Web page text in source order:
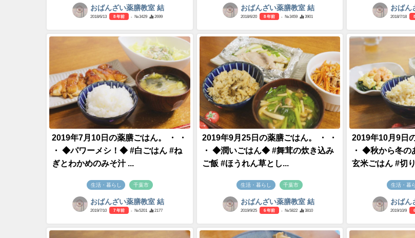
おばんざい薬膳教室 結
2018/6/13 8 年前 - №3429 2699
おばんざい薬膳教室 結
2018/6/20 8 年前 - №3459 3901
おばん
2018/7/18
2019年7月10日の薬膳ごはん。 ・ ・
・ ◆パワーメシ！◆ #白ごはん #ね
ぎとわかめのみそ汁 ...
生活・暮らし 千葉市
おばんざい薬膳教室 結
2019/7/10 7 年前 - №5201 2177
2019年9月25日の薬膳ごはん。 ・ ・
・ ◆潤いごはん◆ #舞茸の炊き込み
ご飯 #ほうれん草とし...
生活・暮らし 千葉市
おばんざい薬膳教室 結
2019/9/25 6 年前 - №5822 3810
2019年10月9日
・ ◆秋から冬
玄米ごはん #切
生活・暮ら
おばん
2019/10/9